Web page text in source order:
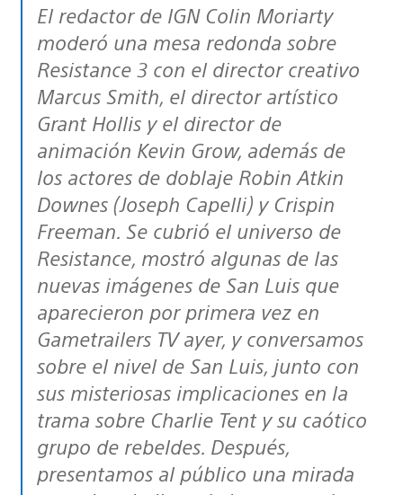
El redactor de IGN Colin Moriarty
moderó una mesa redonda sobre
Resistance 3 con el director creativo
Marcus Smith, el director artístico
Grant Hollis y el director de
animación Kevin Grow, además de
los actores de doblaje Robin Atkin
Downes (Joseph Capelli) y Crispin
Freeman. Se cubrió el universo de
Resistance, mostró algunas de las
nuevas imágenes de San Luis que
aparecieron por primera vez en
Gametrailers TV ayer, y conversamos
sobre el nivel de San Luis, junto con
sus misteriosas implicaciones en la
trama sobre Charlie Tent y su caótico
grupo de rebeldes. Después,
presentamos al público una mirada